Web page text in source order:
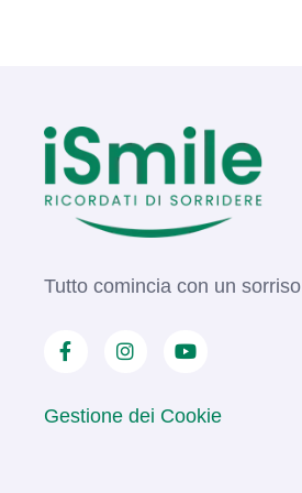
Tutto comincia con un sorriso
Gestione dei Cookie